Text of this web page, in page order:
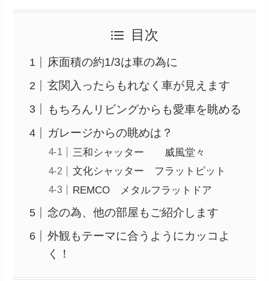
目次
床面積の約1/3は車の為に
玄関入ったらもれなく車が見えます
もちろんリビングからも愛車を眺める
ガレージからの眺めは？
三和シャッター 威風堂々
文化シャッター フラットピット
REMCO メタルフラットドア
念の為、他の部屋もご紹介します
外観もテーマに合うようにカッコよ
く！